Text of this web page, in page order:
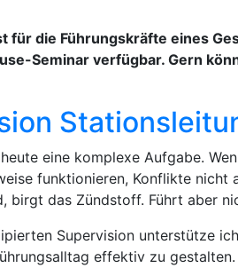
für die Führungskräfte eines
Seminar verfügbar. Gern
eine komplexe Aufgabe.
funktionieren, Konflikte nicht
birgt das Zündstoff. Führt aber
Supervision unterstütze
effektiv zu gestalten.